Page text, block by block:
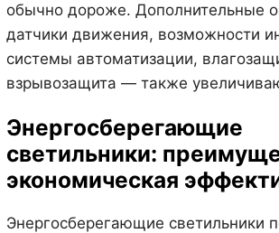
обычно дороже. Дополнительные
датчики движения, возможности
системы автоматизации,
взрывозащита — также
Энергосберегающие
светильники:
экономическая
Энергосберегающие светильники